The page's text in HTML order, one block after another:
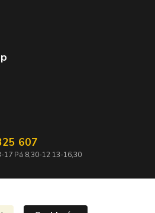
607
17 Pá 8,30-12 13-16,30